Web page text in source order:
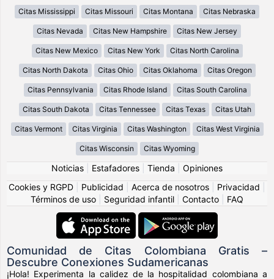
Citas Mississippi Citas Missouri Citas Montana Citas Nebraska
Citas Nevada Citas New Hampshire Citas New Jersey
Citas New Mexico Citas New York Citas North Carolina
Citas North Dakota Citas Ohio Citas Oklahoma Citas Oregon
Citas Pennsylvania Citas Rhode Island Citas South Carolina
Citas South Dakota Citas Tennessee Citas Texas Citas Utah
Citas Vermont Citas Virginia Citas Washington Citas West Virginia
Citas Wisconsin Citas Wyoming
Noticias Estafadores Tienda
Opiniones
Cookies y RGPD
Publicidad Acerca de nosotros Privacidad
Términos de uso
Seguridad infantil Contacto FAQ
Comunidad de Citas Colombiana Gratis –
Descubre Conexiones Sudamericanas
¡Hola! Experimenta la calidez de la hospitalidad colombiana a